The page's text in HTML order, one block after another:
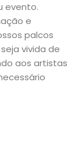
evento.
e
palcos
vivida de
aos artistas